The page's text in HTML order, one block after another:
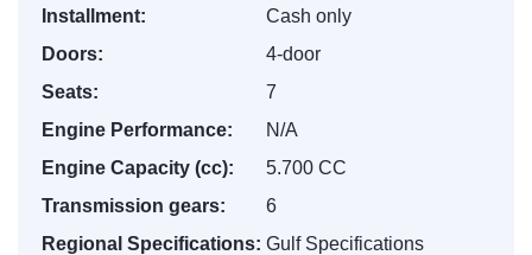
Installment:
Cash only
Doors:
4-door
Seats:
7
Engine Performance:
N/A
Engine Capacity (cc):
5.700 CC
Transmission gears:
6
Regional Specifications: Gulf Specifications